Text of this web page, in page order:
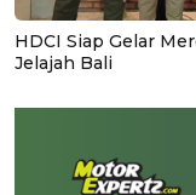
HDCI Siap Gelar
Jelajah Bali